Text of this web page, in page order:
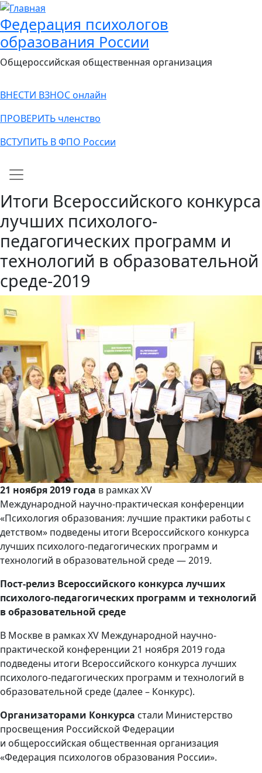
Федерация психологов
образования России
Общероссийская общественная организация
ВНЕСТИ ВЗНОС онлайн
ПРОВЕРИТЬ членство
ВСТУПИТЬ В ФПО России
Main navigation
Итоги Всероссийского конкурса
лучших психолого-
педагогических программ и
технологий в образовательной
среде-2019
21 ноября 2019 года в рамках XV
Международной научно-практическая конференции
«Психология образования: лучшие практики работы с
детством» подведены итоги Всероссийского конкурса
лучших психолого-педагогических программ и
технологий в образовательной среде — 2019.
Пост-релиз Всероссийского конкурса лучших
психолого-педагогических программ и технологий
в образовательной среде
В Москве в рамках XV Международной научно-
практической конференции 21 ноября 2019 года
подведены итоги Всероссийского конкурса лучших
психолого-педагогических программ и технологий в
образовательной среде (далее – Конкурс).
Организаторами Конкурса стали Министерство
просвещения Российской Федерации
и общероссийская общественная организация
«Федерация психологов образования России».